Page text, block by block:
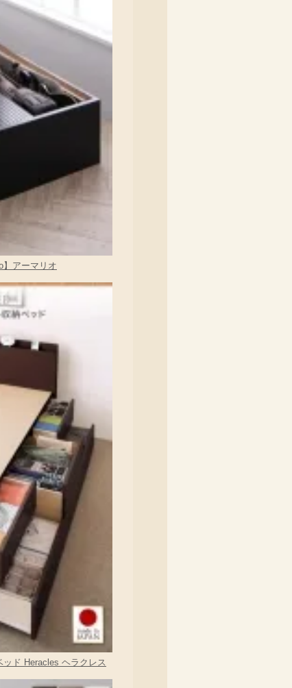
】アーマリオ
ド Heracles ヘラクレス